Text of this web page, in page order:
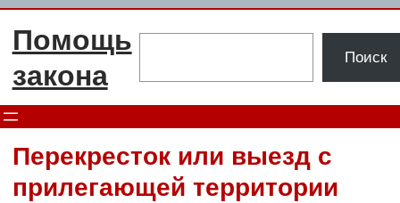
Перейти
Помощь
закона
Поиск
Перекресток или выезд с
прилегающей территории